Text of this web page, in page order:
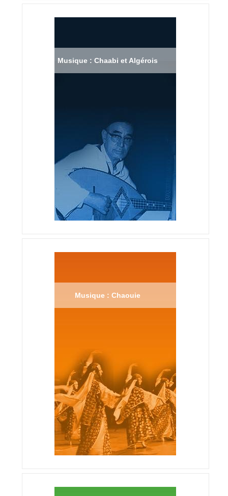
Musique : Chaabi et Algérois
Musique : Chaouie